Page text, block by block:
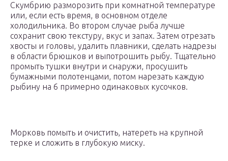
Скумбрию разморозить при комнатной температуре
или, если есть время, в основном отделе
холодильника. Во втором случае рыба лучше
сохранит свою текстуру, вкус и запах. Затем отрезать
хвосты и головы, удалить плавники, сделать надрезы
в области брюшков и выпотрошить рыбу. Тщательно
промыть тушки внутри и снаружи, просушить
бумажными полотенцами, потом нарезать каждую
рыбину на 6 примерно одинаковых кусочков.
Морковь помыть и очистить, натереть на крупной
терке и сложить в глубокую миску.